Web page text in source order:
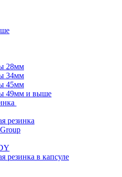
28мм
34мм
45мм
49мм и выше
резинка
резинка в капсуле